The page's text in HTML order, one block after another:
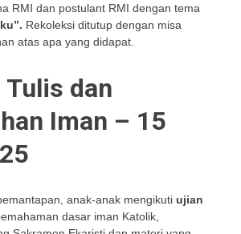
RMI dan postulant RMI dengan tema
Rekoleksi ditutup dengan misa
atas apa yang didapat.
Tulis dan
Iman – 15
anak-anak mengikuti ujian
dasar iman Katolik,